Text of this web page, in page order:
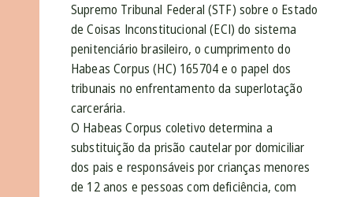
Supremo Tribunal Federal (STF) sobre o Estado
de Coisas Inconstitucional (ECI) do sistema
penitenciário brasileiro, o cumprimento do
Habeas Corpus (HC) 165704 e o papel dos
tribunais no enfrentamento da superlotação
carcerária.
O Habeas Corpus coletivo determina a
substituição da prisão cautelar por domiciliar
dos pais e responsáveis por crianças menores
de 12 anos e pessoas com deficiência, com